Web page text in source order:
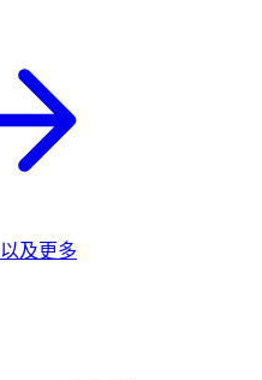
及更多